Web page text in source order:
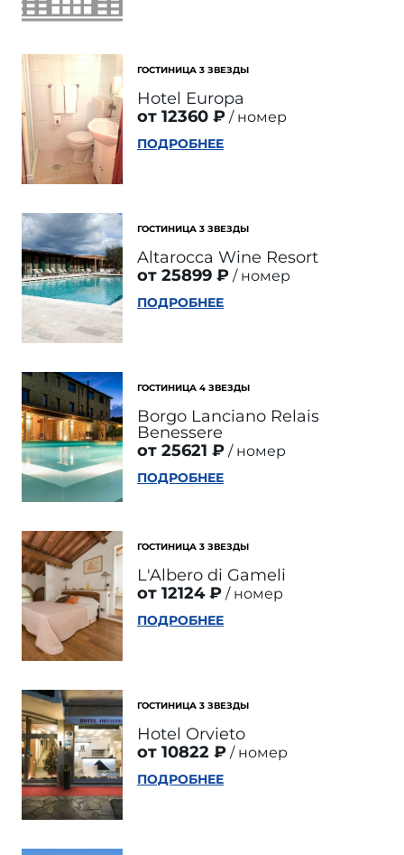
ГОСТИНИЦА 3 ЗВЕЗДЫ
Hotel Europa
от 12360 ₽
номер
ПОДРОБНЕЕ
ГОСТИНИЦА 3 ЗВЕЗДЫ
Altarocca Wine Resort
от 25899 ₽
номер
ПОДРОБНЕЕ
ГОСТИНИЦА 4 ЗВЕЗДЫ
Borgo Lanciano Relais
Benessere
от 25621 ₽
номер
ПОДРОБНЕЕ
ГОСТИНИЦА 3 ЗВЕЗДЫ
L'Albero di Gameli
от 12124 ₽
номер
ПОДРОБНЕЕ
ГОСТИНИЦА 3 ЗВЕЗДЫ
Hotel Orvieto
от 10822 ₽
номер
ПОДРОБНЕЕ